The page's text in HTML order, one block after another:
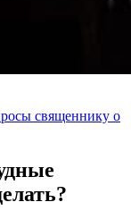
священнику о